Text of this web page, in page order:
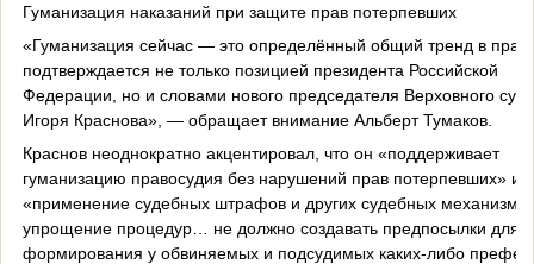
Гуманизация наказаний при защите прав потерпевших
«Гуманизация сейчас — это определённый общий тренд в
подтверждается не только позицией президента Российской
Федерации, но и словами нового председателя Верховного
Игоря Краснова», — обращает внимание Альберт Тумаков.
Краснов неоднократно акцентировал, что он «поддерживает
гуманизацию правосудия без нарушений прав потерпевших» и
«применение судебных штрафов и других судебных
упрощение процедур… не должно создавать предпосылки для
формирования у обвиняемых и подсудимых каких-либо